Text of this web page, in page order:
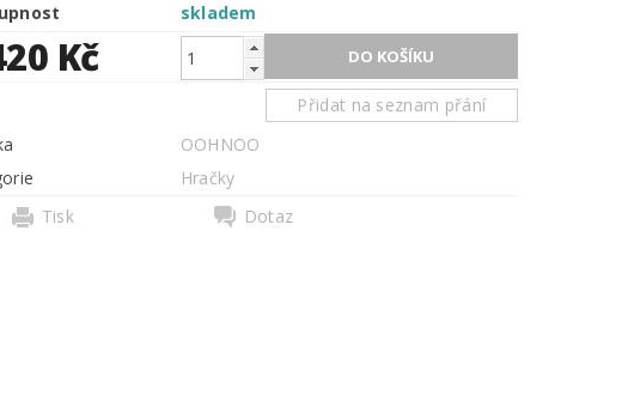
skladem
Kč
Přidat na seznam přání
OOHNOO
Hračky
Tisk
Dotaz